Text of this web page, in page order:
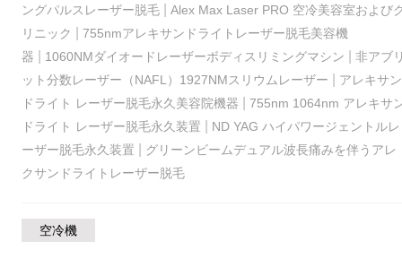
ングパルスレーザー脱毛| Alex Max Laser PRO 空冷美容室および
リニック
755nmアレキサンドライトレーザー脱毛美容機
器
1060NMダイオードレーザーボディスリミングマシン
非アブ
ット分数レーザー（NAFL）1927NMスリウムレーザー
アレキサン
ドライト レーザー脱毛永久美容院機器
755nm 1064nm アレキサ
ドライト レーザー脱毛永久装置
ND YAG ハイパワージェントルレ
ーザー脱毛永久装置
グリーンビームデュアル波長痛みを伴うアレ
クサンドライトレーザー脱毛
空冷機